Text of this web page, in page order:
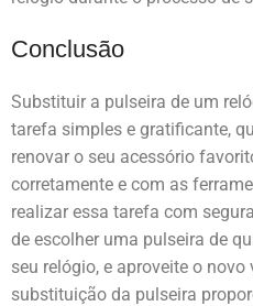
Conclusão
Substituir a pulseira de um
tarefa simples e gratificante,
renovar o seu acessório
corretamente e com as
realizar essa tarefa com
de escolher uma pulseira de
seu relógio, e aproveite o
substituição da pulseira